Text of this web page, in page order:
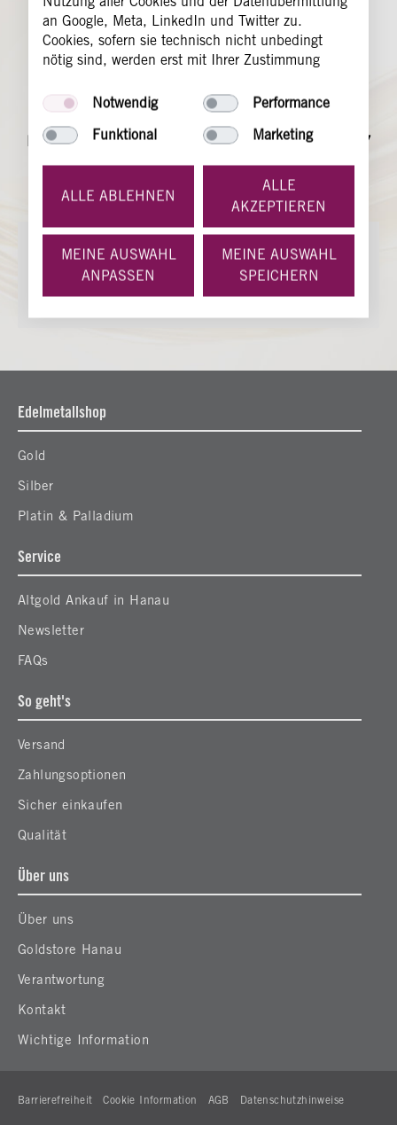
an Google, Meta, LinkedIn und Twitter zu.
Cookies, sofern sie technisch nicht unbedingt
nötig sind, werden erst mit Ihrer Zustimmung
Cookies zuzustimmen. Sie können Ihre
Zustimmung jederzeit dadurch widerrufen, dass
Sie über die Seite "Cookie Informationen" das
notwendigen) Cookies rückgängig machen.
Notwendig
Performance
Funktional
Marketing
ALLE ABLEHNEN
ALLE
AKZEPTIEREN
MEINE AUSWAHL
ANPASSEN
MEINE AUSWAHL
SPEICHERN
Sie haben Fragen?
Montag bis Freitag von 9 bis 13 Uhr und von 14 bis 17
Uhr und Mittwoch von 9 bis 13 Uhr
telefonisch und per E-Mail.
SERVICE@HERAEUS-GOLD.DE
+49 (0) 6181 35 35 35
Edelmetallshop
Gold
Silber
Platin & Palladium
Service
Altgold Ankauf in Hanau
Newsletter
FAQs
So geht's
Versand
Zahlungsoptionen
Sicher einkaufen
Qualität
Über uns
Über uns
Goldstore Hanau
Verantwortung
Kontakt
Wichtige Information
Barrierefreiheit Cookie Information AGB Datenschutzhinweise